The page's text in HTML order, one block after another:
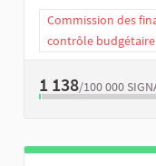
Commission des
contrôle budgétaire
1 138/100 000